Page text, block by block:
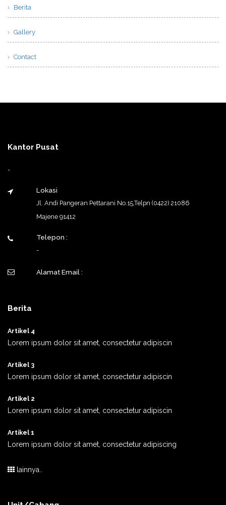
Berita
Gallery
Contact
Kantor Pusat
-
Lokasi
Jl. Andi Pangeran Pettarani No.15,Telpn (0422) 21086
Majene 91412
Telepon :
-
Alamat Email :
Berita
Artikel 4
Lorem ipsum dolor sit amet, consectetur adipiscin
Artikel 3
Lorem ipsum dolor sit amet, consectetur adipiscin
Artikel 2
Lorem ipsum dolor sit amet, consectetur adipiscin
Artikel 1
Lorem ipsum dolor sit amet, consectetur adipiscing
lainnya..